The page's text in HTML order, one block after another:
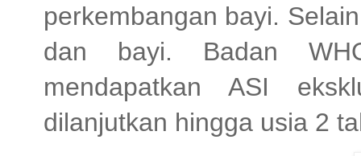
perkembangan bayi.
dan bayi. Badan
mendapatkan ASI
dilanjutkan hingga usia 2